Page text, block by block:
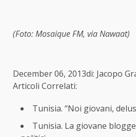
(Foto: Mosaique FM, via Nawaat)
December 06, 2013di: Jacopo
Articoli Correlati:
Tunisia. “Noi giovani,
Tunisia. La giovane